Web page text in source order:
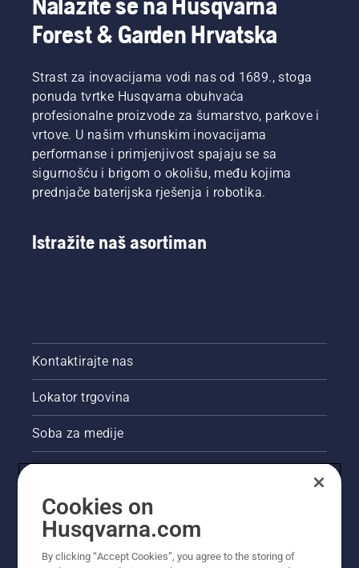
Forest & Garden Hrvatska
Strast za inovacijama vodi nas od 1689., stoga
ponuda tvrtke Husqvarna obuhvaća
profesionalne proizvode za šumarstvo, parkove i
vrtove. U našim vrhunskim inovacijama
performanse i primjenjivost spajaju se sa
sigurnošću i brigom o okolišu, među kojima
prednjače baterijska rješenja i robotika.
Istražite naš asortiman
Kontaktirajte nas
Lokator trgovina
Soba za medije
Akcije
Pravne informacije o proizvodu
Ostale stranice tvrtke Husqvarna
Cookies on
Husqvarna.com
By clicking “Accept Cookies”, you agree to the storing of